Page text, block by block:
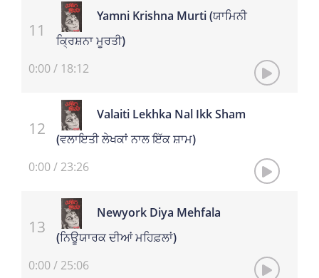
Yamni Krishna Murti (ਯਾਮਿਨੀ
ਕ੍ਰਿਸ਼ਨਾ ਮੂਰਤੀ)
0:00/ 18:12
Valaiti Lekhka Nal Ikk Sham
(ਵਲਾਇਤੀ ਲੇਖਕਾਂ ਨਾਲ ਇੱਕ ਸ਼ਾਮ)
0:00/ 23:26
Newyork Diya Mehfala
(ਨਿਊਯਾਰਕ ਦੀਆਂ ਮਹਿਫ਼ਲਾਂ)
0:00/ 25:06